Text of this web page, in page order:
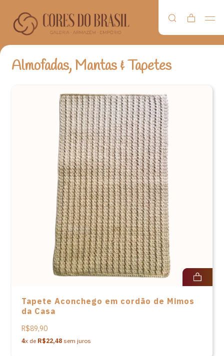
Almofadas, Mantas & Tapetes
Tapete Aconchego em cordão de Mimos
da Casa
R$89,90
4x de R$22,48 sem juros